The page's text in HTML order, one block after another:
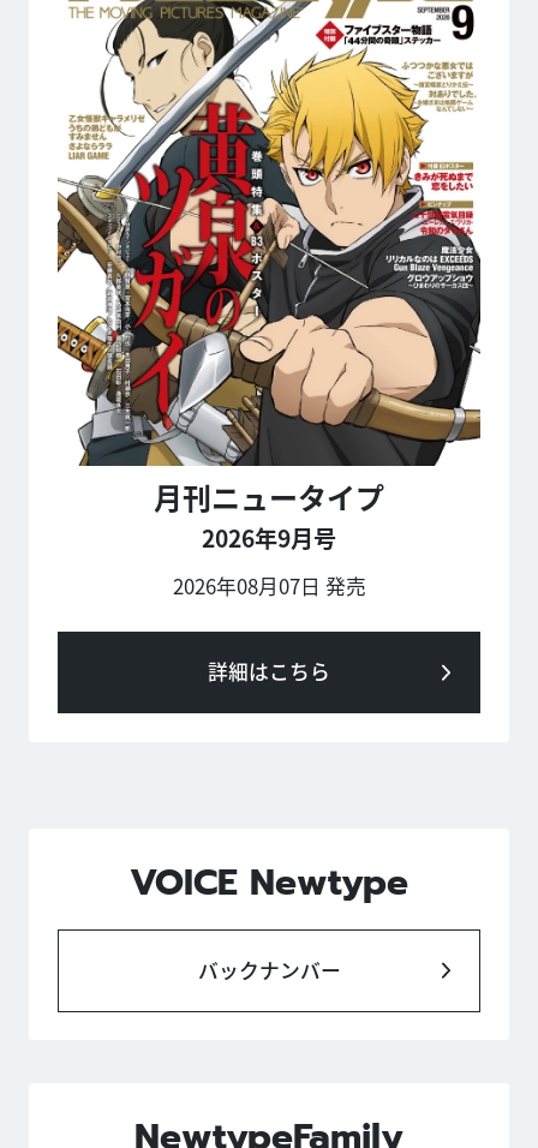
月刊ニュータイプ
2026年9月号
2026年08月07日 発売
詳細はこちら
VOICE Newtype
バックナンバー